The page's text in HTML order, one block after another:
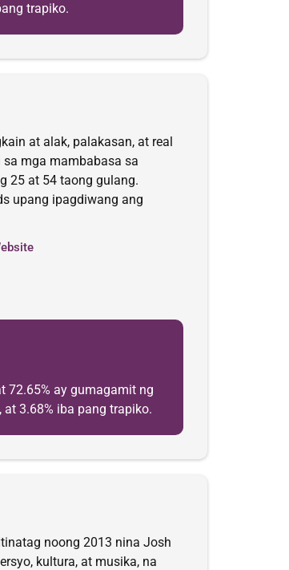
trapiko.
at alak, palakasan, at real
mga mambabasa sa
25 at 54 taong gulang.
upang ipagdiwang ang
72.65% ay gumagamit ng
3.68% iba pang trapiko.
noong 2013 nina Josh
kultura, at musika, na